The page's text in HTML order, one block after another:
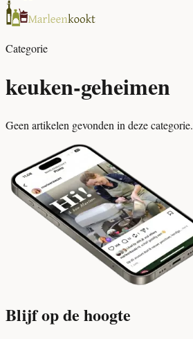
Categorie
keuken-geheimen
Geen artikelen gevonden in deze categorie.
Blijf op de hoogte